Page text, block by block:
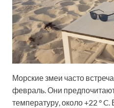
Морские змеи часто
февраль. Они
температуру, около +22 °